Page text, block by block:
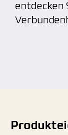
entdecken